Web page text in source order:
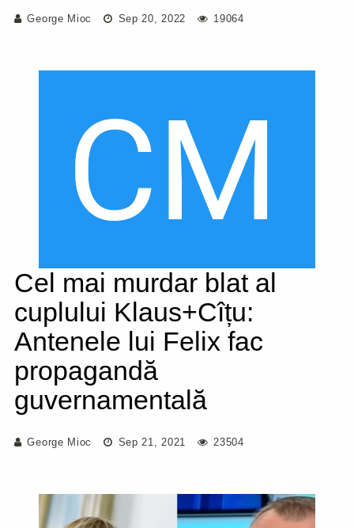
George Mioc Sep 20, 2022 19064
Cel mai murdar blat al
cuplului Klaus+Cîțu:
Antenele lui Felix fac
propagandă
guvernamentală
George Mioc Sep 21, 2021 23504